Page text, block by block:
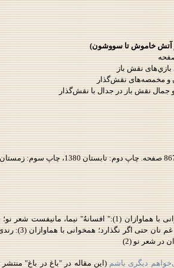
آتش خاموش تا سووشون)
نقش‌ باز
و مخمصه‌های نقش‌گذار
نقش‌ باز در جدال با نقش‌گذار
ری‌را...
ديگری باشم(اين مقاله در "باغ در باغ"